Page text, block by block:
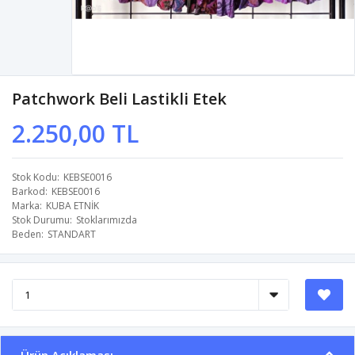
Patchwork Beli Lastikli Etek
2.250,00 TL
Stok Kodu KEBSE0016
Barkod KEBSE0016
Marka KUBA ETNİK
Stok Durumu Stoklarımızda
Beden STANDART